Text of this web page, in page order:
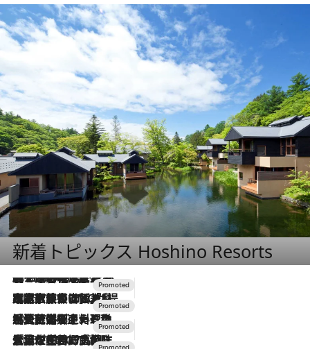
新着トピックス Hoshino Resorts
2026.8.7
【トンボの足水浴】ヒノキの香りに包まれて涼感マックス！約13℃の湧水かけ流しを避暑地「星野温泉 トンボの湯」で体験
2026.7.31
【ホテル帰省】という選択肢をOMOが提案。家族とほどよい距離を保つには「昼は実家、夜は気兼ねなくホテルで！」
2026.7.24
【夏限定ディナーコース】旬を迎える稚鮎や花ズッキーニなどをイタリア・トスカーナの郷土料理の手法で満喫！
2026.7.17
「土佐和ハーブかき氷」がOMO7高知に登場！生姜、山椒、大葉など目にも舌にも涼を呼ぶ郷土の味